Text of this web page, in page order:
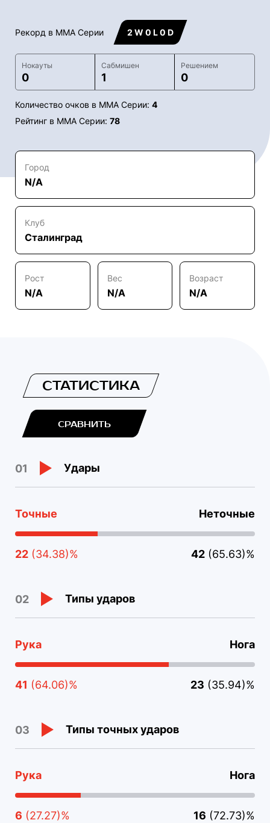
Рекорд в ММА Серии 2 W 0 L 0 D
Нокауты
0
Сабмишен
1
Решением
0
Количество очков в ММА Серии: 4
Рейтинг в ММА Серии: 78
Город
N/A
Клуб
Сталинград
Рост
N/A
Вес
N/A
Возраст
N/A
СТАТИСТИКА
СРАВНИТЬ
01 Удары
Точные Неточные
22 (34.38)% 42 (65.63)%
02 Типы ударов
Рука Нога
41 (64.06)% 23 (35.94)%
03 Типы точных ударов
Рука Нога
6 (27.27)% 16 (72.73)%